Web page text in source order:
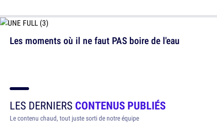
Les moments où il ne faut PAS boire de l'eau
LES DERNIERS CONTENUS PUBLIÉS
Le contenu chaud, tout juste sorti de notre équipe